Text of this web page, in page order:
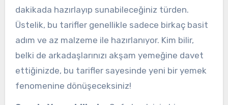
dakikada hazırlayıp sunabileceğiniz türden.
Üstelik, bu tarifler genellikle sadece birkaç basit
adım ve az malzeme ile hazırlanıyor. Kim bilir,
belki de arkadaşlarınızı akşam yemeğine davet
ettiğinizde, bu tarifler sayesinde yeni bir yemek
fenomenine dönüşeceksiniz!